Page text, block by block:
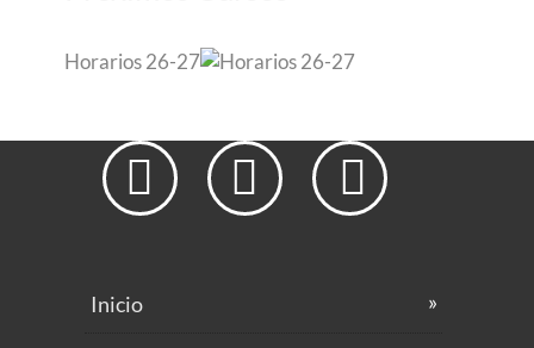
Horarios 26-27
  
Inicio